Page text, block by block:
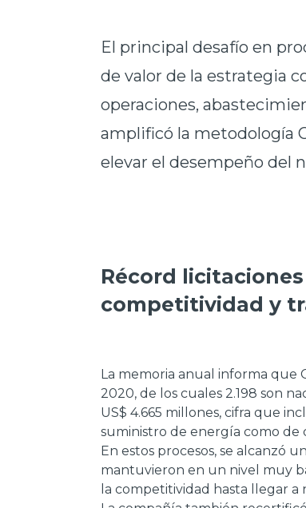
El principal desafío en
de valor de la estrategia
operaciones,
amplificó la metodología
elevar el desempeño del
Récord
competitividad y
La memoria anual informa que
2020, de los cuales 2.198 son
US$ 4.665 millones, cifra que
suministro de energía como de
En estos procesos, se alcanzó
mantuvieron en un nivel muy
la competitividad hasta llegar a